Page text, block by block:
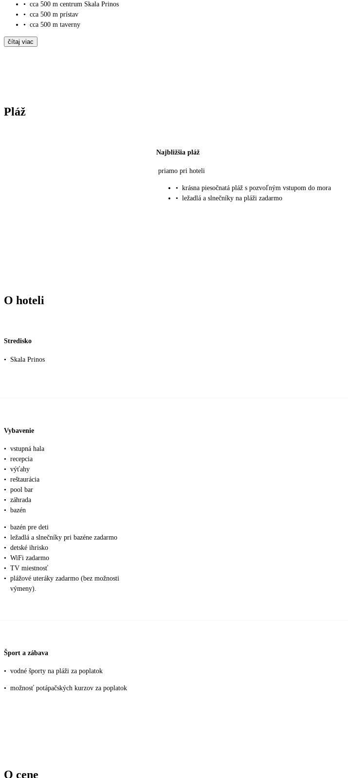
• cca 500 m centrum Skala Prinos
• cca 500 m prístav
• cca 500 m taverny
čítaj viac
Pláž
Najbližšia pláž
priamo pri hoteli
• krásna piesočnatá pláž s pozvoľným vstupom do mora
• ležadlá a slnečníky na pláži zadarmo
O hoteli
Stredisko
• Skala Prinos
Vybavenie
• vstupná hala
• recepcia
• výťahy
• reštaurácia
• pool bar
• záhrada
• bazén
• bazén pre deti
• ležadlá a slnečníky pri bazéne zadarmo
• detské ihrisko
• WiFi zadarmo
• TV miestnosť
• plážové uteráky zadarmo (bez možnosti
výmeny).
Šport a zábava
• vodné športy na pláži za poplatok
• možnosť potápačských kurzov za poplatok
O cene